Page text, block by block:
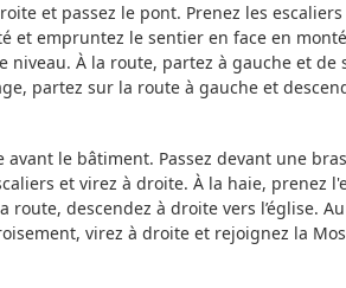
et passez le pont. Prenez les
et empruntez le sentier en face en
niveau. À la route, partez à gauche et
partez sur la route à gauche et
avant le bâtiment. Passez devant une
et virez à droite. À la haie,
route, descendez à droite vers l’église.
virez à droite et rejoignez la